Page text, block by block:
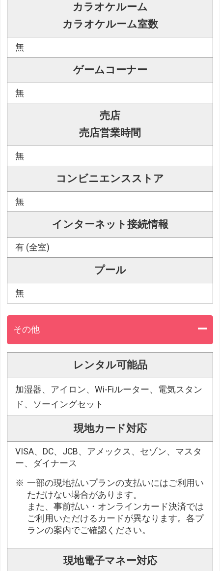
カラオケルーム
カラオケルーム室数
無
ゲームコーナー
無
売店
売店営業時間
無
コンビニエンスストア
無
インターネット接続情報
有 (全室)
プール
無
その他
レンタル可能品
加湿器、アイロン、Wi-Fiルーター、電気スタン
ド、ソーイングセット
現地カード対応
VISA、DC、JCB、アメックス、セゾン、マスタ
ー、ダイナース
一部の現地払いプランの支払いにはご利用い
ただけない場合があります。
また、事前払い・オンラインカード決済では
ご利用いただけるカードが異なります。各プ
ランの案内でご確認ください。
現地電子マネー対応